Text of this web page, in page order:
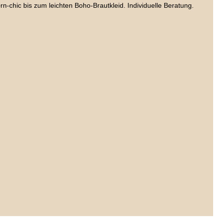
chic bis zum leichten Boho-Brautkleid. Individuelle Beratung.